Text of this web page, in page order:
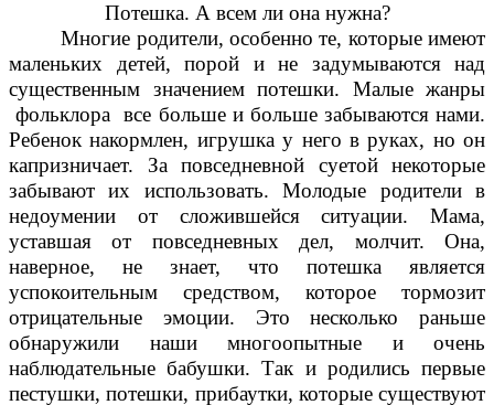
Потешка. А всем ли она нужна?
Многие родители, особенно те, которые имеют
маленьких детей, порой и не задумываются над
существенным значением потешки. Малые жанры
фольклора все больше и больше забываются нами.
Ребенок накормлен, игрушка у него в руках, но он
капризничает. За повседневной суетой некоторые
забывают их использовать. Молодые родители в
недоумении от сложившейся ситуации. Мама,
уставшая от повседневных дел, молчит. Она,
наверное, не знает, что потешка является
успокоительным средством, которое тормозит
отрицательные эмоции. Это несколько раньше
обнаружили наши многоопытные и очень
наблюдательные бабушки. Так и родились первые
пестушки, потешки, прибаутки, которые существуют